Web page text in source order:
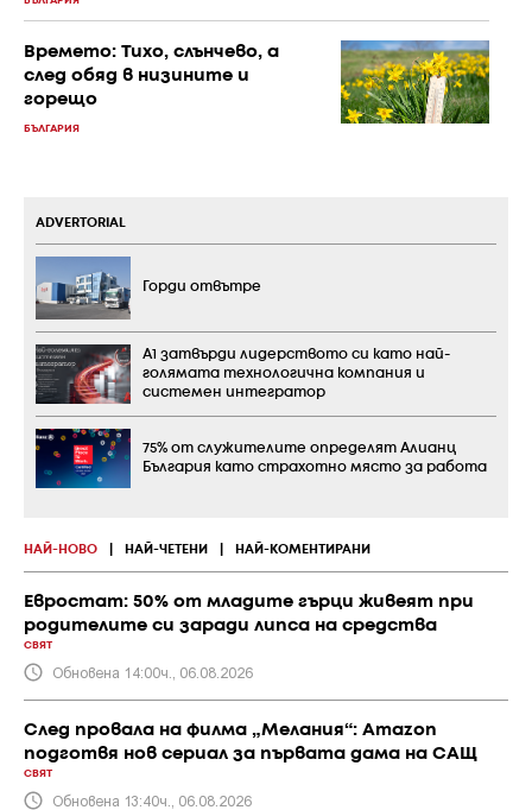
Времето: Тихо, слънчево, а
след обяд в низините и
горещо
БЪЛГАРИЯ
НАЙ-НОВО НАЙ-ЧЕТЕНИ НАЙ-КОМЕНТИРАНИ
Евростат: 50% от младите гърци живеят при
родителите си заради липса на средства
СВЯТ
Обновена 14:00ч., 06.08.2026
След провала на филма „Мелания“: Amazon
подготвя нов сериал за първата дама на САЩ
СВЯТ
Обновена 13:40ч., 06.08.2026
ADVERTORIAL
Горди отвътре
А1 затвърди лидерството си като най-
голямата технологична компания и
системен интегратор
75% от служителите определят Алианц
България като страхотно място за работа